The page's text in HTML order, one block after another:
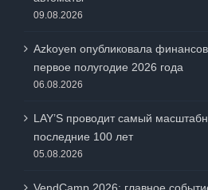
09.08.2026
Azkoyen опубликовала
первое полугодие 2026 года
06.08.2026
LAY’S проводит самый
последние 100 лет
05.08.2026